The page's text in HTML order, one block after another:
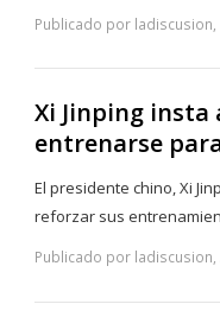
Publicado por ladiscusion,
Xi Jinping insta
entrenarse
El presidente chino, Xi
reforzar sus
Publicado por ladiscusion,